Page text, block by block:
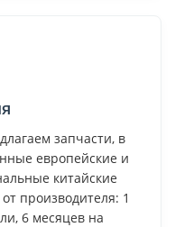
запчасти, в
европейские и
китайские
производителя: 1
6 месяцев на